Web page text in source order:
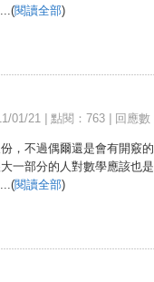
閱讀全部)
01/21 點閱：763 回應數
，不過偶爾還是會有開竅
一部分的人對數學應該也
閱讀全部)